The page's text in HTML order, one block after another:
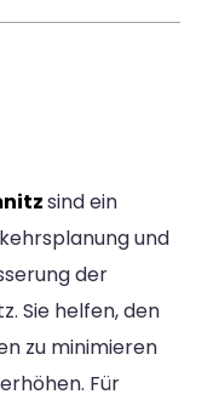
sind ein
und
der
Sie helfen, den
zu minimieren
Für